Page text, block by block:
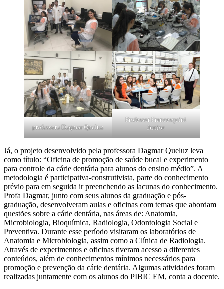
professora Dagmar Queluz
Professor Francesquini
Junior
Já, o projeto desenvolvido pela professora Dagmar Queluz leva
como título: “Oficina de promoção de saúde bucal e experimento
para controle da cárie dentária para alunos do ensino médio”. A
metodologia é participativa-construtivista, parte do conhecimento
prévio para em seguida ir preenchendo as lacunas do conhecimento.
Profa Dagmar, junto com seus alunos da graduação e pós-
graduação, desenvolveram aulas e oficinas com temas que abordam
questões sobre a cárie dentária, nas áreas de: Anatomia,
Microbiologia, Bioquímica, Radiologia, Odontologia Social e
Preventiva. Durante esse período visitaram os laboratórios de
Anatomia e Microbiologia, assim como a Clínica de Radiologia.
Através de experimentos e oficinas tiveram acesso a diferentes
conteúdos, além de conhecimentos mínimos necessários para
promoção e prevenção da cárie dentária. Algumas atividades foram
realizadas juntamente com os alunos do PIBIC EM, conta a docente.